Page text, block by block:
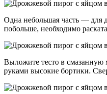
Одна небольшая часть — для
побольше, необходимо
Выложите тесто в
руками высокие бортики.